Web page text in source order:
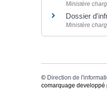
Ministère
Dossier
Ministère
© Direction de
comarquage developpé